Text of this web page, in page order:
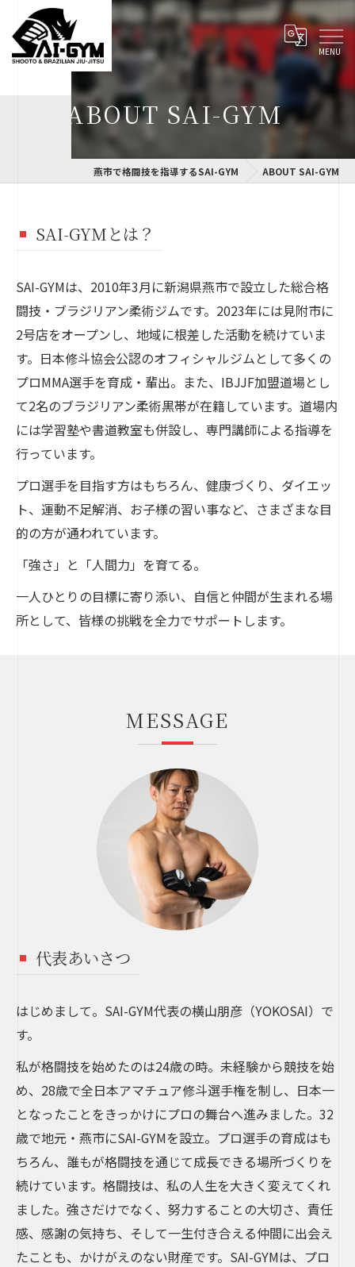
ABOUT SAI-GYM
燕市で格闘技を指導するSAI-GYM ABOUT SAI-GYM
SAI-GYMとは？
SAI-GYMは、2010年3月に新潟県燕市で設立した総合格
闘技・ブラジリアン柔術ジムです。2023年には見附市に
2号店をオープンし、地域に根差した活動を続けていま
す。日本修斗協会公認のオフィシャルジムとして多くの
プロMMA選手を育成・輩出。また、IBJJF加盟道場とし
て2名のブラジリアン柔術黒帯が在籍しています。道場内
には学習塾や書道教室も併設し、専門講師による指導を
行っています。
プロ選手を目指す方はもちろん、健康づくり、ダイエッ
ト、運動不足解消、お子様の習い事など、さまざまな目
的の方が通われています。
「強さ」と「人間力」を育てる。
一人ひとりの目標に寄り添い、自信と仲間が生まれる場
所として、皆様の挑戦を全力でサポートします。
MESSAGE
代表あいさつ
はじめまして。SAI-GYM代表の横山朋彦（YOKOSAI）で
す。
私が格闘技を始めたのは24歳の時。未経験から競技を始
め、28歳で全日本アマチュア修斗選手権を制し、日本一
となったことをきっかけにプロの舞台へ進みました。32
歳で地元・燕市にSAI-GYMを設立。プロ選手の育成はも
ちろん、誰もが格闘技を通じて成長できる場所づくりを
続けています。格闘技は、私の人生を大きく変えてくれ
ました。強さだけでなく、努力することの大切さ、責任
感、感謝の気持ち、そして一生付き合える仲間に出会え
たことも、かけがえのない財産です。SAI-GYMは、プロ